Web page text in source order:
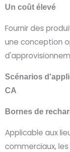
Un coût élevé
Fournir des
une conception
Scénarios
CA
Bornes de
Applicable aux
commerciaux,